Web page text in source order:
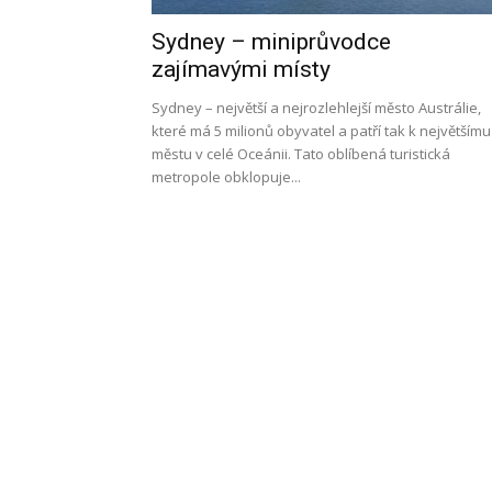
Sydney – miniprůvodce
zajímavými místy
Sydney – největší a nejrozlehlejší město Austrálie,
které má 5 milionů obyvatel a patří tak k největšímu
městu v celé Oceánii. Tato oblíbená turistická
metropole obklopuje...